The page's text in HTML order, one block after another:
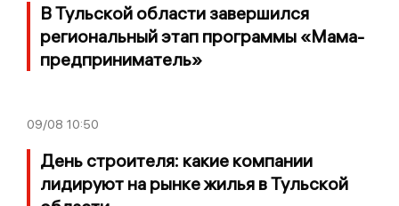
В Тульской области завершился
региональный этап программы «Мама-
предприниматель»
09/08 10:50
День строителя: какие компании
лидируют на рынке жилья в Тульской